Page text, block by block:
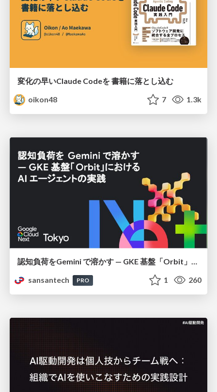
変化の早いClaude Codeを 書籍に落とし込む
oikon48
7 1.3k
認知負荷をGemini で溶かす — GKE 基盤「Orbit」における AI エージェントの実践
sansantech
PRO 1 260